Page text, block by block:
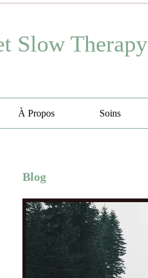
Slow Therapy
À Propos Soins
Blog